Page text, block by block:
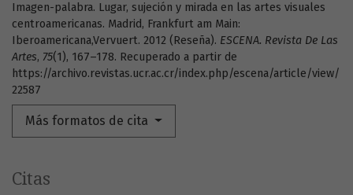
Imagen-palabra. Lugar, sujeción y mirada en las artes visuales
centroamericanas. Madrid, Frankfurt am Main:
Iberoamericana,Vervuert. 2012 (Reseña). ESCENA. Revista De Las
Artes, 75(1), 167–178. Recuperado a partir de
https://archivo.revistas.ucr.ac.cr/index.php/escena/article/view/
22587
Más formatos de cita
Citas